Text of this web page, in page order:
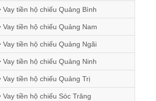
Vay tiền hộ chiếu Quảng Bình
Vay tiền hộ chiếu Quảng Nam
Vay tiền hộ chiếu Quảng Ngãi
Vay tiền hộ chiếu Quảng Ninh
Vay tiền hộ chiếu Quảng Trị
Vay tiền hộ chiếu Sóc Trăng